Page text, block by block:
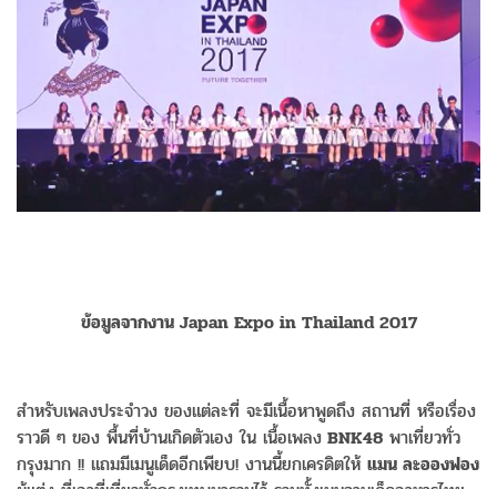
ข้อมูลจากงาน Japan Expo in Thailand 2017
สำหรับเพลงประจำวง ของแต่ละที่ จะมีเนื้อหาพูดถึง สถานที่ หรือเรื่อง
ราวดี ๆ ของ พื้นที่บ้านเกิดตัวเอง ใน เนื้อเพลง BNK48 พาเที่ยวทั่ว
กรุงมาก !! แถมมีเมนูเด็ดอีกเพียบ! งานนี้ยกเครดิตให้ แมน ละอองฟอง